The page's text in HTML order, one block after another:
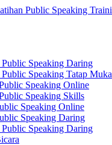
Public Speaking Daring
Public Speaking Tatap Muka
Speaking Online
Speaking Skills
Speaking Online
Speaking Daring
Public Speaking Daring